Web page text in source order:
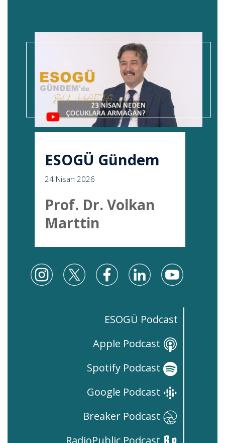
ESOGÜ Gündem
24 Nisan 2026
Prof. Dr. Volkan
Marttin
ESOGÜ Podcast
Apple Podcast
Spotify Podcast
Google Podcast
Breaker Podcast
RadioPublic Podcast